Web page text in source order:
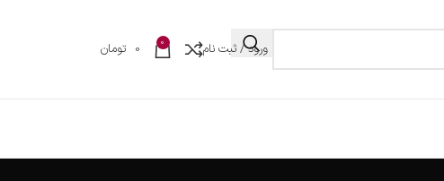
ورود / ثبت نام 0
0 تومان